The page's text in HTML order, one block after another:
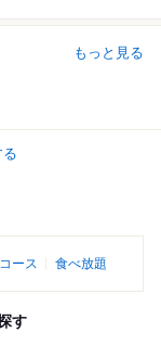
もっと見る
ース 食べ放題
す